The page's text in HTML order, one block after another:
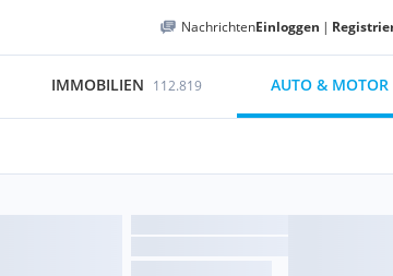
NachrichtenEinloggen |
IMMOBILIEN 112.819 AUTO & MOTOR